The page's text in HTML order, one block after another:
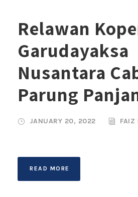
Relawan
Garudayaksa
Nusantara
Parung
JANUARY 20, 2022 FAIZ
READ MORE